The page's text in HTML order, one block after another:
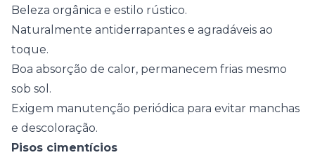
Beleza orgânica e estilo rústico.
Naturalmente antiderrapantes e agradáveis ao
toque.
Boa absorção de calor, permanecem frias mesmo
sob sol.
Exigem manutenção periódica para evitar manchas
e descoloração.
Pisos cimentícios